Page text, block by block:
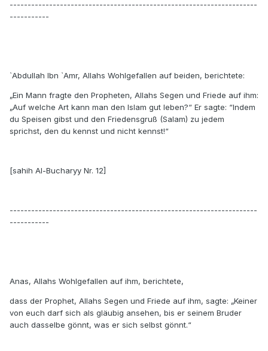
---------------------------------------------------------------------
-----------
`Abdullah Ibn `Amr, Allahs Wohlgefallen auf beiden, berichtete:
„Ein Mann fragte den Propheten, Allahs Segen und Friede auf ihm:
„Auf welche Art kann man den Islam gut leben?“ Er sagte: “Indem
du Speisen gibst und den Friedensgruß (Salam) zu jedem
sprichst, den du kennst und nicht kennst!“
[sahih Al-Bucharyy Nr. 12]
---------------------------------------------------------------------
-----------
Anas, Allahs Wohlgefallen auf ihm, berichtete,
dass der Prophet, Allahs Segen und Friede auf ihm, sagte: „Keiner
von euch darf sich als gläubig ansehen, bis er seinem Bruder
auch dasselbe gönnt, was er sich selbst gönnt.“